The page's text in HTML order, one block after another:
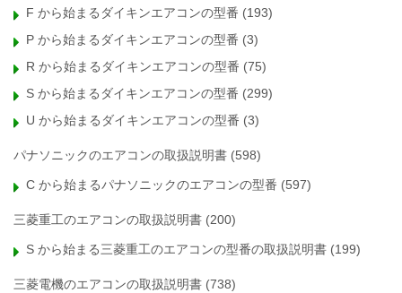
F から始まるダイキンエアコンの型番 (193)
P から始まるダイキンエアコンの型番 (3)
R から始まるダイキンエアコンの型番 (75)
S から始まるダイキンエアコンの型番 (299)
U から始まるダイキンエアコンの型番 (3)
パナソニックのエアコンの取扱説明書 (598)
C から始まるパナソニックのエアコンの型番 (597)
三菱重工のエアコンの取扱説明書 (200)
S から始まる三菱重工のエアコンの型番の取扱説明書 (199)
三菱電機のエアコンの取扱説明書 (738)